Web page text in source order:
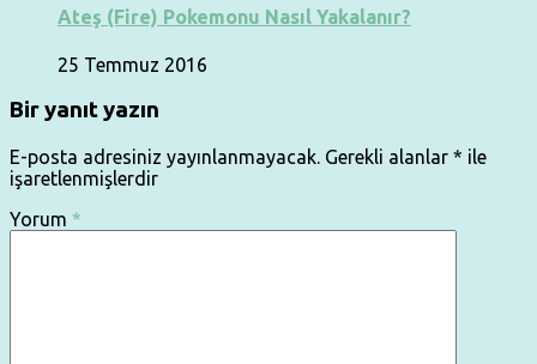
Ateş (Fire) Pokemonu Nasıl Yakalanır?
25 Temmuz 2016
Bir yanıt yazın
E-posta adresiniz yayınlanmayacak. Gerekli alanlar * ile
işaretlenmişlerdir
Yorum *